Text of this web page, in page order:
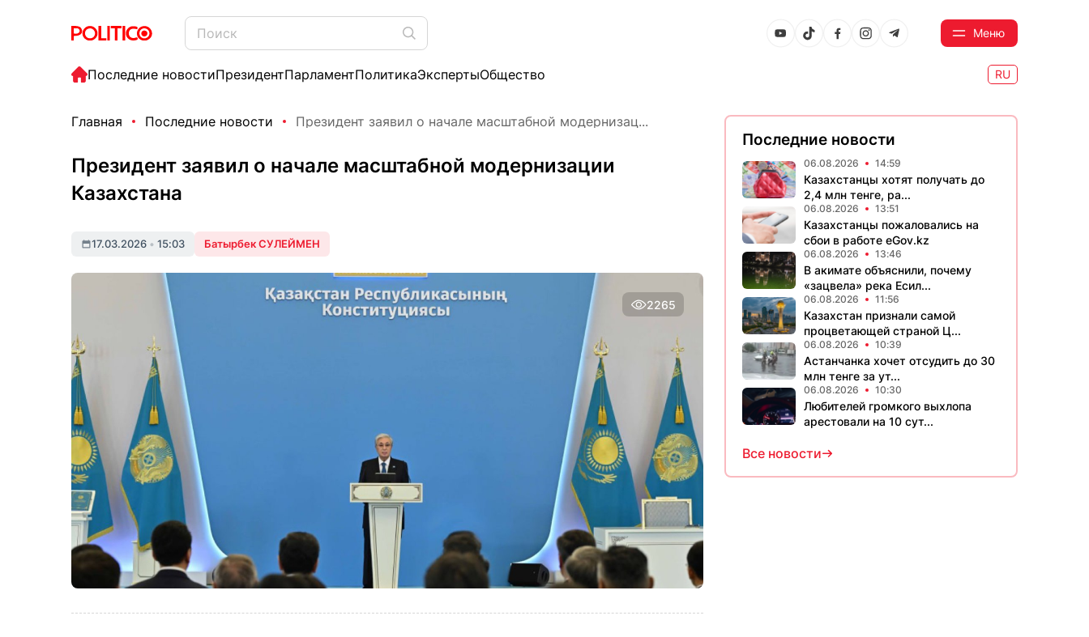
Меню
Последние новостиПрезидентПарламентПолитикаЭкспертыОбщество RU
Главная Последние новости Президент заявил о начале масштабной модернизац...
Президент заявил о начале масштабной модернизации
Казахстана
17.03.2026 • 15:03 Батырбек СУЛЕЙМЕН
2265
Последние новости
06.08.2026 14:59
Казахстанцы хотят получать до
2,4 млн тенге, ра...
06.08.2026 13:51
Казахстанцы пожаловались на
сбои в работе eGov.kz
06.08.2026 13:46
В акимате объяснили, почему
«зацвела» река Есил...
06.08.2026 11:56
Казахстан признали самой
процветающей страной Ц...
06.08.2026 10:39
Астанчанка хочет отсудить до 30
млн тенге за ут...
06.08.2026 10:30
Любителей громкого выхлопа
арестовали на 10 сут...
Все новости